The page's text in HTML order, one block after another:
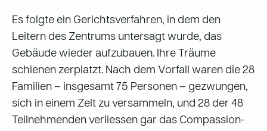
Es folgte ein Gerichtsverfahren, in dem den
Leitern des Zentrums untersagt wurde, das
Gebäude wieder aufzubauen. Ihre Träume
schienen zerplatzt. Nach dem Vorfall waren die 28
Familien – insgesamt 75 Personen – gezwungen,
sich in einem Zelt zu versammeln, und 28 der 48
Teilnehmenden verliessen gar das Compassion-